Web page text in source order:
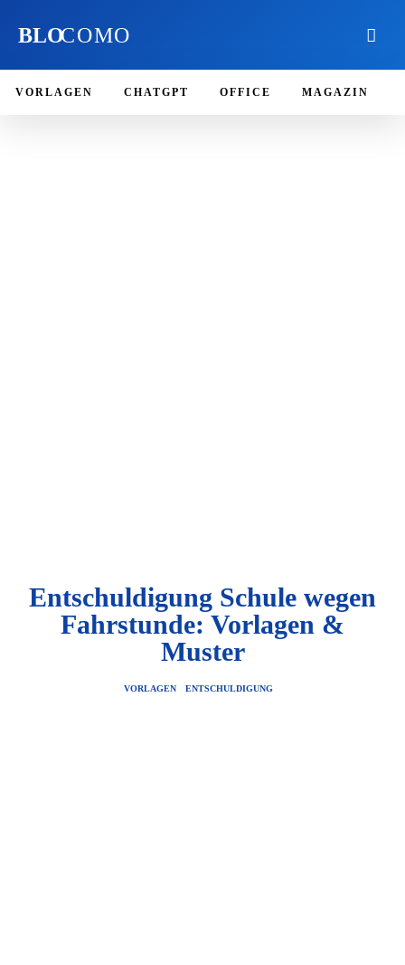
BLOCOMO
VORLAGEN CHATGPT OFFICE MAGAZIN
Entschuldigung Schule wegen
Fahrstunde: Vorlagen &
Muster
VORLAGEN ENTSCHULDIGUNG